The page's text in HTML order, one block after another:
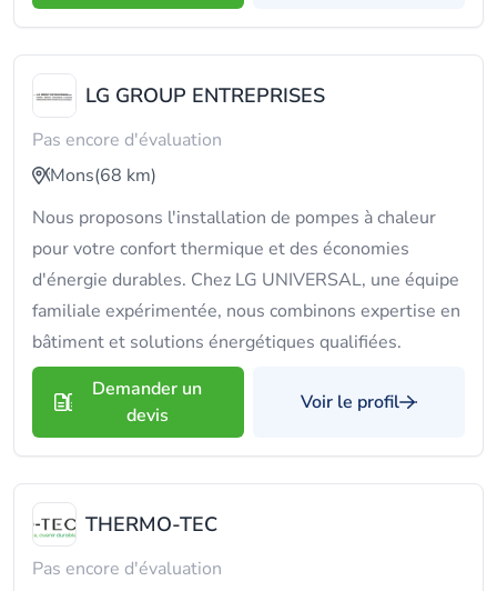
LG GROUP ENTREPRISES
Pas encore d'évaluation
Mons(68 km)
Nous proposons l'installation de pompes à chaleur
pour votre confort thermique et des économies
d'énergie durables. Chez LG UNIVERSAL, une équipe
familiale expérimentée, nous combinons expertise en
bâtiment et solutions énergétiques qualifiées.
Demander un
devis
Voir le profil
THERMO-TEC
Pas encore d'évaluation